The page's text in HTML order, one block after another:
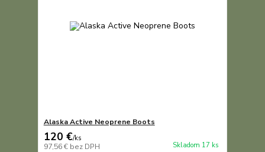
Alaska Active Neoprene Boots
120 €/ks
97,56 € bez DPH Skladom 17 ks